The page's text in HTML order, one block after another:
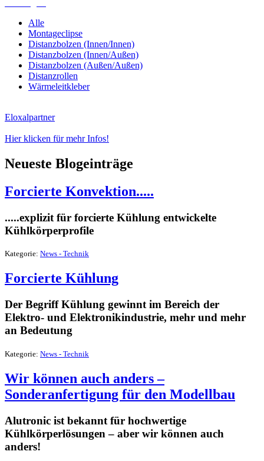
Alle
Montageclipse
Distanzbolzen (Innen/Innen)
Distanzbolzen (Innen/Außen)
Distanzbolzen (Außen/Außen)
Distanzrollen
Wärmeleitkleber
Eloxalpartner
Hier klicken für mehr Infos!
Neueste Blogeinträge
Forcierte Konvektion.....
.....explizit für forcierte Kühlung entwickelte
Kühlkörperprofile
Kategorie: News - Technik
Forcierte Kühlung
Der Begriff Kühlung gewinnt im Bereich der
Elektro- und Elektronikindustrie, mehr und mehr
an Bedeutung
Kategorie: News - Technik
Wir können auch anders –
Sonderanfertigung für den Modellbau
Alutronic ist bekannt für hochwertige
Kühlkörperlösungen – aber wir können auch
anders!